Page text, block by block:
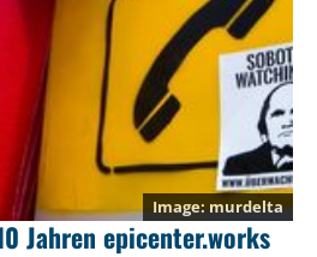
murdelta
Jahren epicenter.works